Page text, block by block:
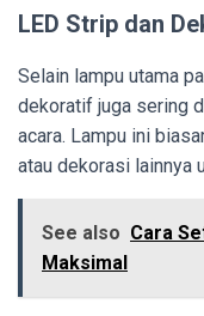
LED Strip dan
Selain lampu utama
dekoratif juga sering
acara. Lampu ini
atau dekorasi lainnya
See also Cara
Maksimal